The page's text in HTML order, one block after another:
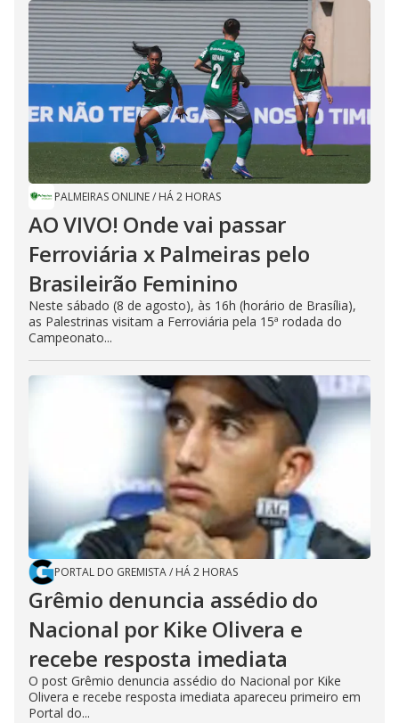
PALMEIRAS ONLINE/ HÁ 2 HORAS
AO VIVO! Onde vai passar
Ferroviária x Palmeiras pelo
Brasileirão Feminino
Neste sábado (8 de agosto), às 16h (horário de Brasília),
as Palestrinas visitam a Ferroviária pela 15ª rodada do
Campeonato...
PORTAL DO GREMISTA/ HÁ 2 HORAS
Grêmio denuncia assédio do
Nacional por Kike Olivera e
recebe resposta imediata
O post Grêmio denuncia assédio do Nacional por Kike
Olivera e recebe resposta imediata apareceu primeiro em
Portal do...